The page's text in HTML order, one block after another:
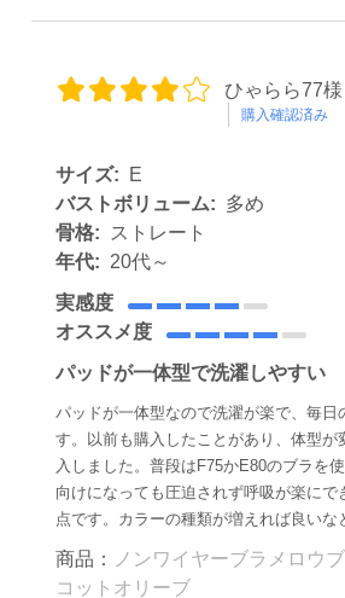
ひゃらら77様
購入確認済み
サイズ:
E
バストボリューム: 多め
骨格:
ストレート
年代: 20代～
実感度
オススメ度
パッドが一体型で洗濯しやすい
パッドが一体型なので洗濯が楽で、毎日
す。以前も購入したことがあり、体型が
入しました。普段はF75かE80のブラを
向けになっても圧迫されず呼吸が楽にで
点です。カラーの種類が増えれば良いな
商品：
ノンワイヤーブラメロウ
コットオリーブ